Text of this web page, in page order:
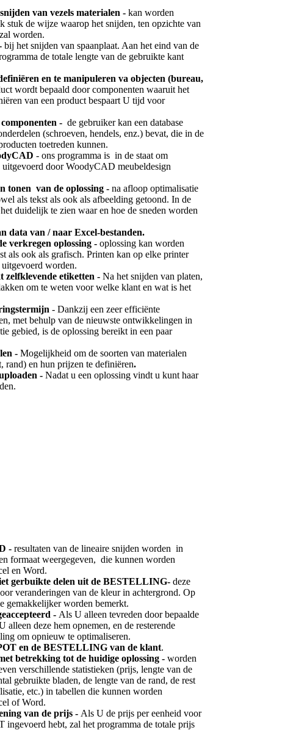
van vezels materialen - kan worden
stuk de wijze waarop het snijden, ten opzichte van
worden.
bij het snijden van spaanplaat. Aan het eind van de
de totale lengte van de gebruikte kant
en te manipuleren va objecten (bureau,
wordt bepaald door componenten waaruit het
van een product bespaart U tijd voor
- de gebruiker kan een database
(schroeven, hendels, enz.) bevat, die in de
toetreden kunnen.
- ons programma is in de staat om
uitgevoerd door WoodyCAD meubeldesign
tonen van de oplossing - na afloop optimalisatie
als tekst als ook als afbeelding getoond. In de
duidelijk te zien waar en hoe de sneden worden
data van / naar Excel-bestanden.
verkregen oplossing - oplossing kan worden
als ook als grafisch. Printen kan op elke printer
worden.
zelfklevende etiketten - Na het snijden van platen,
om te weten voor welke klant en wat is het
- Dankzij een zeer efficiënte
met behulp van de nieuwste ontwikkelingen in
gebied, is de oplossing bereikt in een paar
- Mogelijkheid om de soorten van materialen
rand) en hun prijzen te definiëren.
- Nadat u een oplossing vindt u kunt haar
- resultaten van de lineaire snijden worden in
formaat weergegeven, die kunnen worden
en Word.
gerbuikte delen uit de BESTELLING- deze
veranderingen van de kleur in achtergrond. Op
gemakkelijker worden bemerkt.
- Als U alleen tevreden door bepaalde
alleen deze hem opnemen, en de resterende
om opnieuw te optimaliseren.
en de BESTELLING van de klant.
betrekking tot de huidige oplossing - worden
verschillende statistieken (prijs, lengte van de
gebruikte bladen, de lengte van de rand, de rest
etc.) in tabellen die kunnen worden
of Word.
van de prijs - Als U de prijs per eenheid voor
ingevoerd hebt, zal het programma de totale prijs